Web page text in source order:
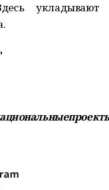
укладывают